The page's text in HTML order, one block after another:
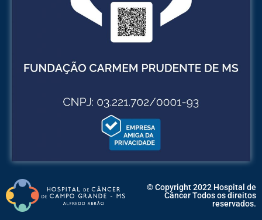
© Copyright 2022 Hospital de
Câncer Todos os direitos
reservados.